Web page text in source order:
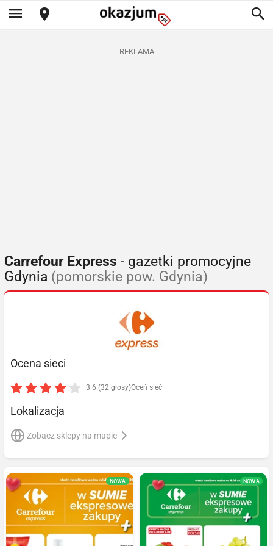
REKLAMA
Carrefour Express - gazetki promocyjne
Gdynia (pomorskie pow. Gdynia)
Ocena sieci
3.6 (32 głosy)Oceń sieć
Lokalizacja
Zobacz sklepy na mapie
NOWA NOWA